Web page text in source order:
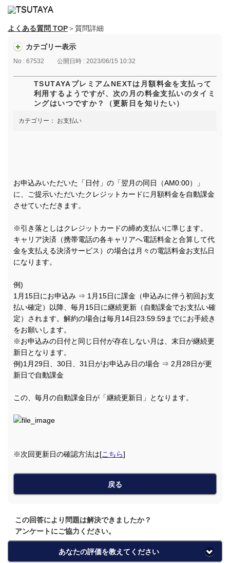
よくある質問 TOP＞質問詳細
カテゴリー表示
No : 67532 公開日時 : 2023/06/15 10:32
TSUTAYAプレミアムNEXTは月額料金を支払って
利用するようですが、次の月の料金支払いのタイミ
ングはいつですか？（更新日を知りたい）
カテゴリー： お支払い
お申込みいただいた「日付」の「翌月の同日（AM0:00）」
に、ご提示いただいたクレジットカードに月額料金を自動課金
させていただきます。
※引き落としはクレジットカードの締め支払いに準じます。
キャリア決済（携帯電話の各キャリアへ電話料金と合算して代
金を支払える決済サービス）の場合は月々の電話料金お支払日
になります。
例)
1月15日にお申込み ⇒ 1月15日に課金（申込みに伴う初回お支
払い確定）以降、毎月15日に継続更新（自動課金でお支払い確
定）されます。解約の場合は毎月14日23:59:59までにお手続き
をお願いします。
※お申込みの日付と同じ日付が存在しない月は、末日が継続更
新日となります。
例)1月29日、30日、31日がお申込み日の場合 ⇒ 2月28日が更
新日で自動課金
この、毎月の自動課金日が「継続更新日」となります。
※次回更新日の確認方法は[こちら]
戻る
この回答により問題は解決できましたか？
アンケートにご協力ください。
あなたの評価を教えてください